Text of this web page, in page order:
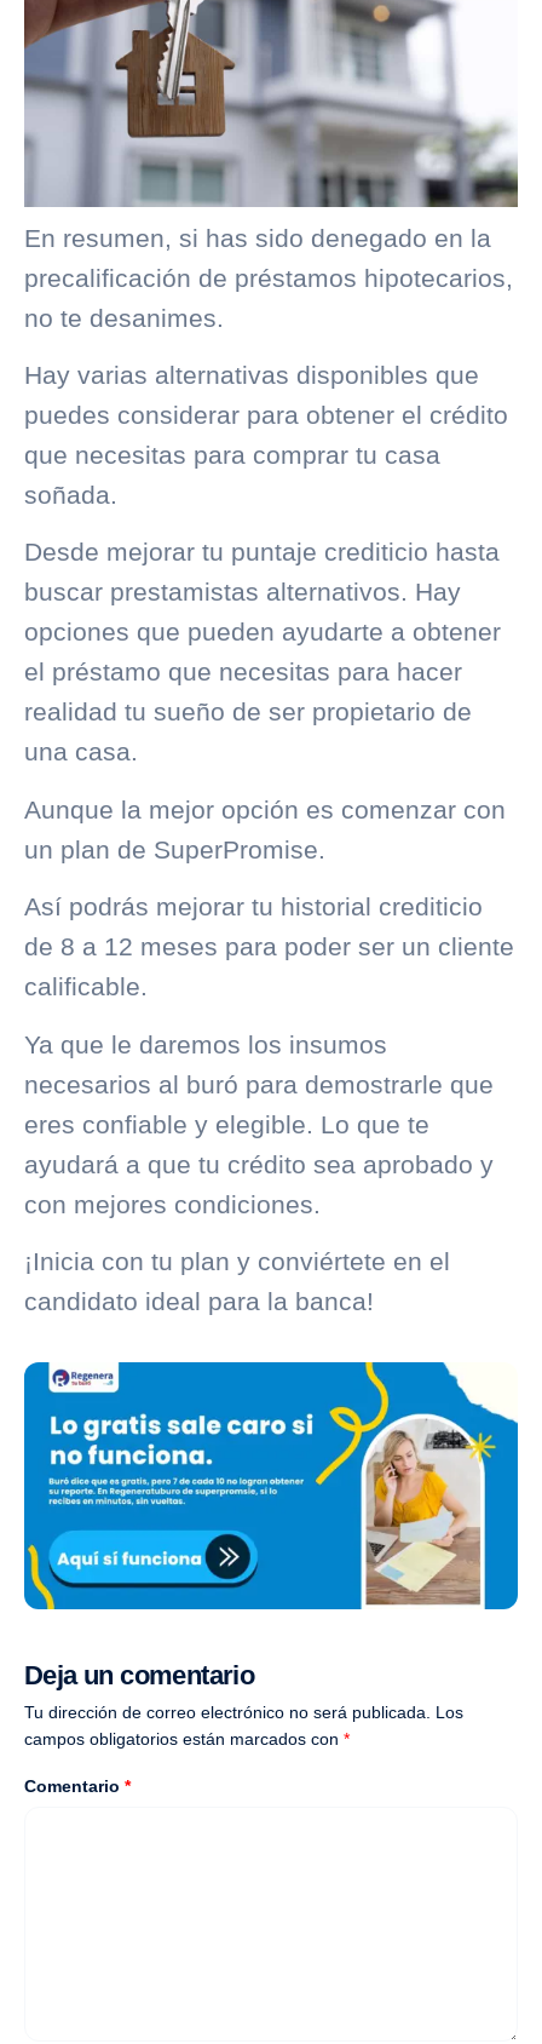
En resumen, si has sido denegado en la
precalificación de préstamos hipotecarios,
no te desanimes.
Hay varias alternativas disponibles que
puedes considerar para obtener el crédito
que necesitas para comprar tu casa
soñada.
Desde mejorar tu puntaje crediticio hasta
buscar prestamistas alternativos. Hay
opciones que pueden ayudarte a obtener
el préstamo que necesitas para hacer
realidad tu sueño de ser propietario de
una casa.
Aunque la mejor opción es comenzar con
un plan de SuperPromise.
Así podrás mejorar tu historial crediticio
de 8 a 12 meses para poder ser un cliente
calificable.
Ya que le daremos los insumos
necesarios al buró para demostrarle que
eres confiable y elegible. Lo que te
ayudará a que tu crédito sea aprobado y
con mejores condiciones.
¡Inicia con tu plan y conviértete en el
candidato ideal para la banca!
Deja un comentario
Tu dirección de correo electrónico no será publicada. Los
campos obligatorios están marcados con *
Comentario *